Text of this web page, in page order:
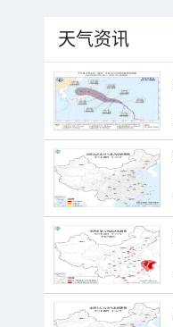
天气资讯